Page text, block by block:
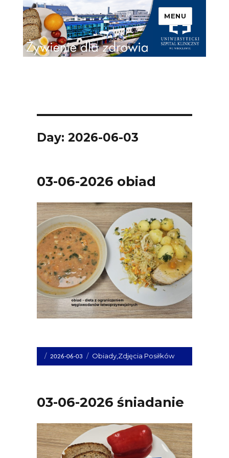
Uniwersytecki Szpital
Kliniczny we Wrocławiu –
Żywienie dla zdrowia
MENU
Day: 2026-06-03
03-06-2026 obiad
Opublikowano
dnia
2026-06-03 Kategorie
Obiady, Zdjęcia Posiłków
03-06-2026 śniadanie